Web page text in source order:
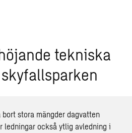
tek­nis­ka
bort stora mängder dagvatten
ledningar också ytlig avledning i